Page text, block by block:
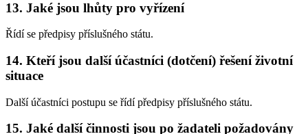
13. Jaké jsou lhůty pro vyřízení
Řídí se předpisy příslušného státu.
14. Kteří jsou další účastníci (dotčení) řešení životní
situace
Další účastníci postupu se řídí předpisy příslušného státu.
15. Jaké další činnosti jsou po žadateli požadovány